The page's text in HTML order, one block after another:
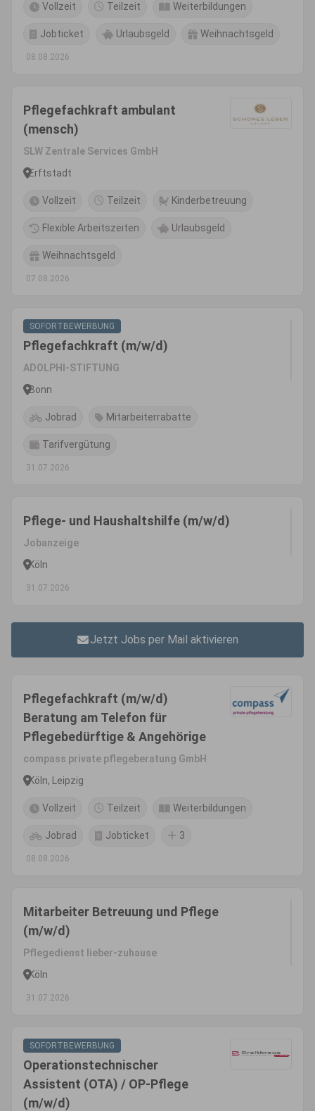
Vollzeit Teilzeit Weiterbildungen
Jobticket Urlaubsgeld Weihnachtsgeld
08.08.2026
Pflegefachkraft ambulant
(mensch)
SLW Zentrale Services GmbH
Erftstadt
Vollzeit Teilzeit Kinderbetreuung
Flexible Arbeitszeiten Urlaubsgeld
Weihnachtsgeld
07.08.2026
SOFORTBEWERBUNG
Pflegefachkraft (m/w/d)
ADOLPHI-STIFTUNG
Bonn
Jobrad Mitarbeiterrabatte
Tarifvergütung
31.07.2026
Pflege- und Haushaltshilfe (m/w/d)
Jobanzeige
Köln
31.07.2026
Jetzt Jobs per Mail aktivieren
Pflegefachkraft (m/w/d)
Beratung am Telefon für
Pflegebedürftige & Angehörige
compass private pflegeberatung GmbH
Köln, Leipzig
Vollzeit Teilzeit Weiterbildungen
Jobrad Jobticket 3
08.08.2026
Mitarbeiter Betreuung und Pflege
(m/w/d)
Pflegedienst lieber-zuhause
Köln
31.07.2026
SOFORTBEWERBUNG
Operationstechnischer
Assistent (OTA) / OP-Pflege
(m/w/d)